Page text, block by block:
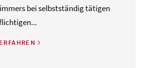
bei selbstständig tätigen